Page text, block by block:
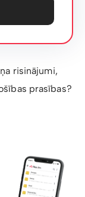
risinājumi,
prasības?